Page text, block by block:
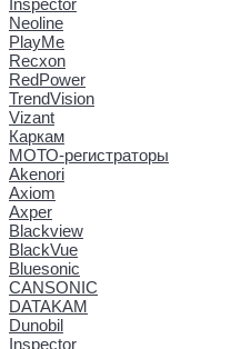
Neoline
PlayMe
Recxon
RedPower
TrendVision
Vizant
Каркам
МОТО-регистраторы
Akenori
Axiom
Axper
Blackview
BlackVue
Bluesonic
CANSONIC
DATAKAM
Dunobil
Inspector